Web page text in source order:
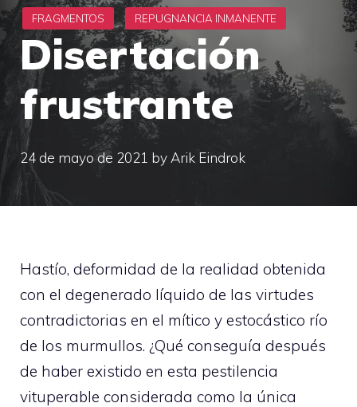
Disertación
frustrante
24 de mayo de 2021 by Arik Eindrok
Hastío, deformidad de la realidad obtenida
con el degenerado líquido de las virtudes
contradictorias en el mítico y estocástico río
de los murmullos. ¿Qué conseguía después
de haber existido en esta pestilencia
vituperable considerada como la única